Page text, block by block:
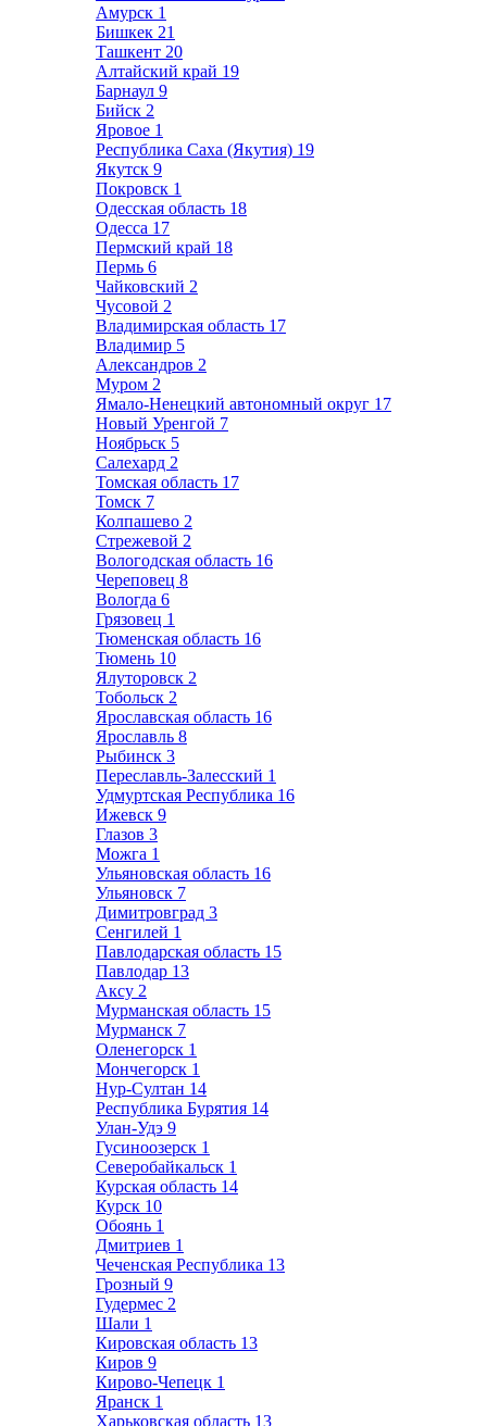
Амурск 1
Бишкек 21
Ташкент 20
Алтайский край 19
Барнаул 9
Бийск 2
Яровое 1
Республика Саха (Якутия) 19
Якутск 9
Покровск 1
Одесская область 18
Одесса 17
Пермский край 18
Пермь 6
Чайковский 2
Чусовой 2
Владимирская область 17
Владимир 5
Александров 2
Муром 2
Ямало-Ненецкий автономный округ 17
Новый Уренгой 7
Ноябрьск 5
Салехард 2
Томская область 17
Томск 7
Колпашево 2
Стрежевой 2
Вологодская область 16
Череповец 8
Вологда 6
Грязовец 1
Тюменская область 16
Тюмень 10
Ялуторовск 2
Тобольск 2
Ярославская область 16
Ярославль 8
Рыбинск 3
Переславль-Залесский 1
Удмуртская Республика 16
Ижевск 9
Глазов 3
Можга 1
Ульяновская область 16
Ульяновск 7
Димитровград 3
Сенгилей 1
Павлодарская область 15
Павлодар 13
Аксу 2
Мурманская область 15
Мурманск 7
Оленегорск 1
Мончегорск 1
Нур-Султан 14
Республика Бурятия 14
Улан-Удэ 9
Гусиноозерск 1
Северобайкальск 1
Курская область 14
Курск 10
Обоянь 1
Дмитриев 1
Чеченская Республика 13
Грозный 9
Гудермес 2
Шали 1
Кировская область 13
Киров 9
Кирово-Чепецк 1
Яранск 1
Харьковская область 13